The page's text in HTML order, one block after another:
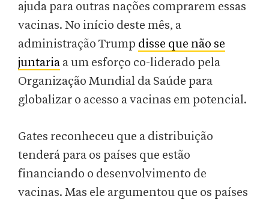
ajuda para outras nações comprarem essas
vacinas. No início deste mês, a
administração Trump disse que não se
juntaria a um esforço co-liderado pela
Organização Mundial da Saúde para
globalizar o acesso a vacinas em potencial.
Gates reconheceu que a distribuição
tenderá para os países que estão
financiando o desenvolvimento de
vacinas. Mas ele argumentou que os países